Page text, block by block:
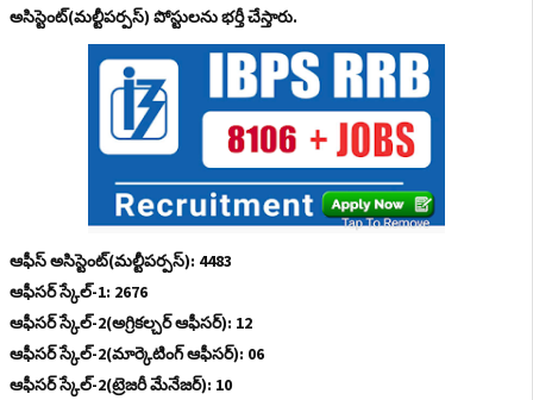
అసిస్టెంట్‌(మల్టీపర్పస్‌) పోస్టులను భర్తీ చేస్తారు.
ఆఫీస్‌ అసిస్టెంట్‌(మల్టీపర్పస్‌): 4483
ఆఫీసర్‌ స్కేల్‌-1: 2676
ఆఫీసర్‌ స్కేల్‌-2(అగ్రికల్చర్‌ ఆఫీసర్‌): 12
ఆఫీసర్‌ స్కేల్‌-2(మార్కెటింగ్‌ ఆఫీసర్‌): 06
ఆఫీసర్‌ స్కేల్‌-2(ట్రెజరీ మేనేజర్‌): 10